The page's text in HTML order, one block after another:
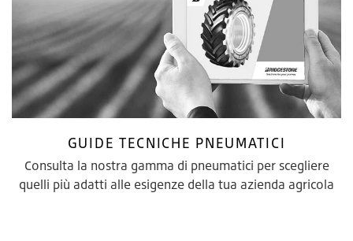
GUIDE TECNICHE PNEUMATICI
Consulta la nostra gamma di pneumatici per scegliere
quelli più adatti alle esigenze della tua azienda agricola